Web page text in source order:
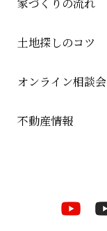
土地探しのコツ
オンライン相談会
不動産情報